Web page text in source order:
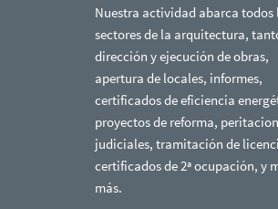
Nuestra actividad abarca todos
sectores de la arquitectura,
dirección y ejecución de obras,
apertura de locales, informes,
certificados de eficiencia
proyectos de reforma,
judiciales, tramitación de
certificados de 2ª ocupación, y
más.